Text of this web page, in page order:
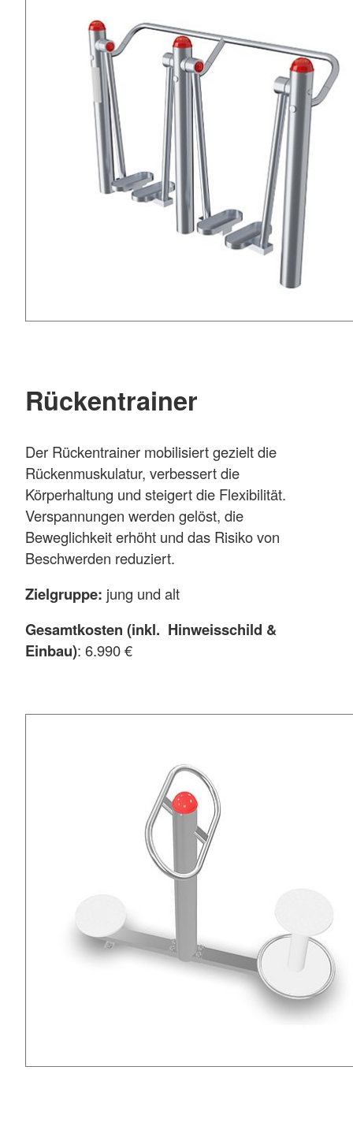
Rückentrainer
Der Rückentrainer mobilisiert gezielt die
Rückenmuskulatur, verbessert die
Körperhaltung und steigert die Flexibilität.
Verspannungen werden gelöst, die
Beweglichkeit erhöht und das Risiko von
Beschwerden reduziert.
Zielgruppe: jung und alt
Gesamtkosten (inkl. Hinweisschild &
Einbau): 6.990 €